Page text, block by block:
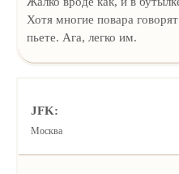
Хотя многие повара
пьете. Ага, легко им.
JFK:
Москва